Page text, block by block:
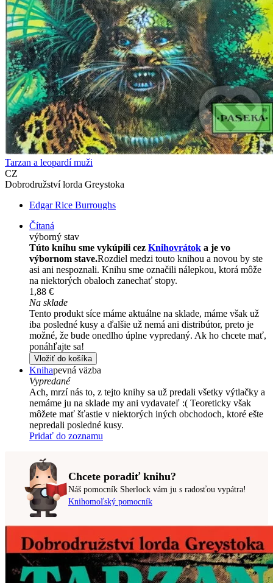
Tarzan a leopardí muži
CZ
Dobrodružství lorda Greystoka
Edgar Rice Burroughs
Čítaná
výborný stav
Túto knihu sme vykúpili cez Knihovrátok a je vo
výbornom stave.Rozdiel medzi touto knihou a novou by ste
asi ani nespoznali. Knihu sme označili nálepkou, ktorá môže
na niektorých obaloch zanechať stopy.
1,88 €
Na sklade
Tento produkt síce máme aktuálne na sklade, máme však už
iba posledné kusy a ďalšie už nemá ani distribútor, preto je
možné, že bude onedlho úplne vypredaný. Ak ho chcete mať,
ponáhľajte sa!
Vložiť do košíka
Knihapevná väzba
Vypredané
Ach, mrzí nás to, z tejto knihy sa už predali všetky výtlačky a
nemáme ju na sklade my ani vydavateľ :( Teoreticky však
môžete mať šťastie v niektorých iných obchodoch, ktoré ešte
nepredali posledné kusy.
Pridať do zoznamu
Chcete poradiť knihu?
Náš pomocník Sherlock vám ju s radosťou vypátra!
Knihomoľský pomocník